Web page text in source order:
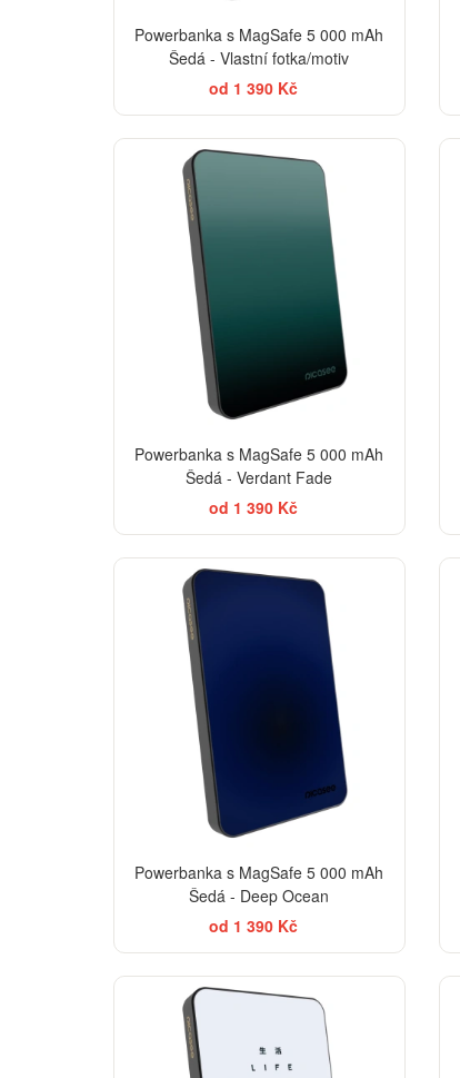
Powerbanka s MagSafe 5 000 mAh
Šedá - Vlastní fotka/motiv
od 1 390 Kč
Powerbanka s MagSafe 5 000 mAh
Šedá - Verdant Fade
od 1 390 Kč
Powerbanka s MagSafe 5 000 mAh
Šedá - Deep Ocean
od 1 390 Kč